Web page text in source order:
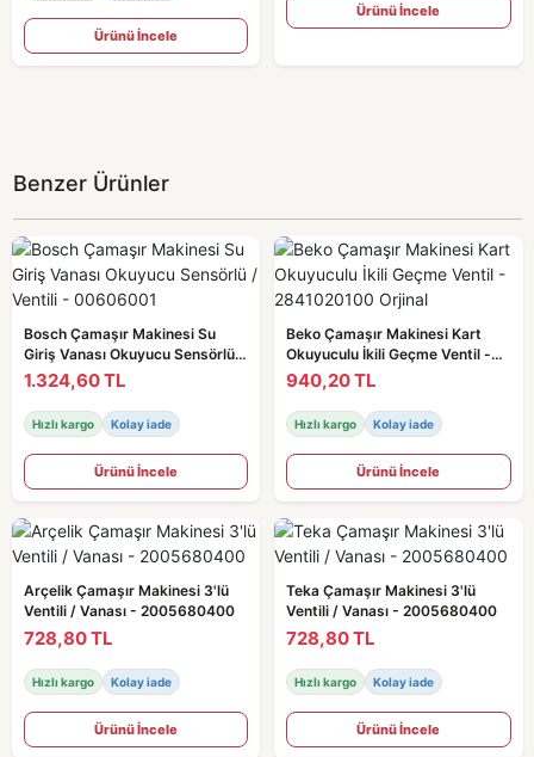
Ürünü İncele
Ürünü İncele
Benzer Ürünler
Bosch Çamaşır Makinesi Su
Giriş Vanası Okuyucu Sensörlü /
Ventili - 00606001
1.324,60 TL
Hızlı kargo Kolay iade
Ürünü İncele
Beko Çamaşır Makinesi Kart
Okuyuculu İkili Geçme Ventil -
2841020100 Orjinal
940,20 TL
Hızlı kargo Kolay iade
Ürünü İncele
Arçelik Çamaşır Makinesi 3'lü
Ventili / Vanası - 2005680400
728,80 TL
Hızlı kargo Kolay iade
Ürünü İncele
Teka Çamaşır Makinesi 3'lü
Ventili / Vanası - 2005680400
728,80 TL
Hızlı kargo Kolay iade
Ürünü İncele